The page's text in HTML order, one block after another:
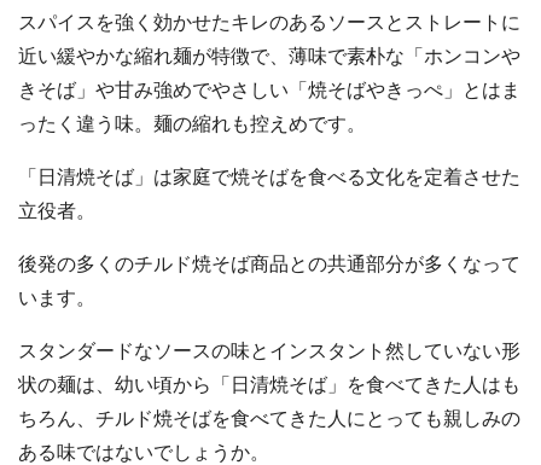
スパイスを強く効かせたキレのあるソースとストレートに
近い緩やかな縮れ麺が特徴で、薄味で素朴な「ホンコンや
きそば」や甘み強めでやさしい「焼そばやきっぺ」とはま
ったく違う味。麺の縮れも控えめです。
「日清焼そば」は家庭で焼そばを食べる文化を定着させた
立役者。
後発の多くのチルド焼そば商品との共通部分が多くなって
います。
スタンダードなソースの味とインスタント然していない形
状の麺は、幼い頃から「日清焼そば」を食べてきた人はも
ちろん、チルド焼そばを食べてきた人にとっても親しみの
ある味ではないでしょうか。